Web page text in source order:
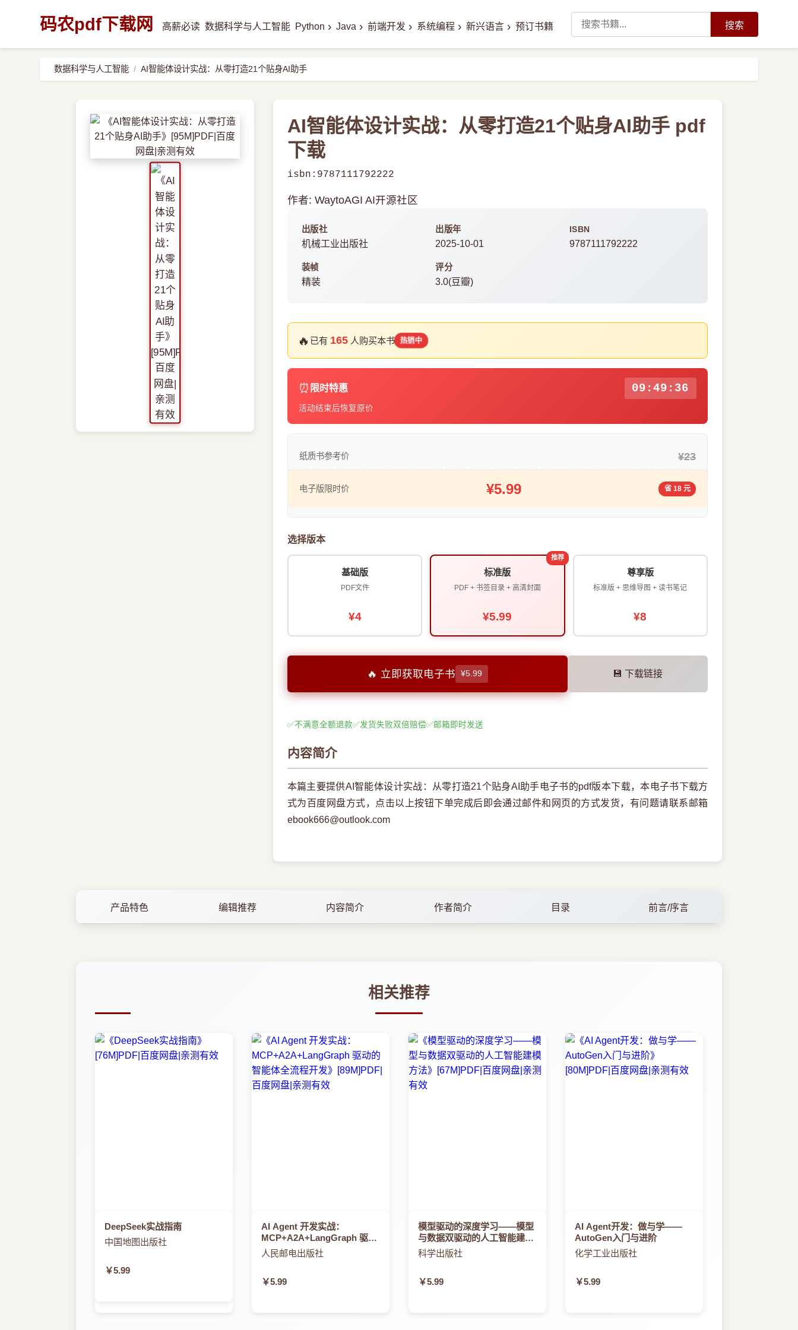
码农pdf下载网 高薪必读 数据科学与人工智能 Python › Java › 前端开发 › 系统编程 › 新兴语言 › 预订书籍 搜索
数据科学与人工智能 AI智能体设计实战：从零打造21个贴身AI助手
AI智能体设计实战：从零打造21个贴身AI助手 pdf
下载
isbn:9787111792222
作者: WaytoAGI AI开源社区
出版社
机械工业出版社
出版年
2025-10-01
ISBN
9787111792222
装帧
精装
评分
3.0(豆瓣)
🔥 已有 165人购买本书 热销中
⏰ 限时特惠 09:49:36
活动结束后恢复原价
纸质书参考价 ¥23
电子版限时价 ¥5.99 省 18 元
选择版本
基础版
PDF文件
¥4
推荐
标准版
PDF + 书签目录 + 高清封面
¥5.99
尊享版
标准版 + 思维导图 + 读书笔记
¥8
🔥 立即获取电子书 ¥5.99 💾 下载链接
✅不满意全额退款✅发货失败双倍赔偿✅邮箱即时发送
内容简介
本篇主要提供AI智能体设计实战：从零打造21个贴身AI助手电子书的pdf版本下载，本电子书下载方
式为百度网盘方式，点击以上按钮下单完成后即会通过邮件和网页的方式发货，有问题请联系邮箱
ebook666@outlook.com
产品特色 编辑推荐 内容简介 作者简介 目录 前言/序言
相关推荐
DeepSeek实战指南
中国地图出版社
￥5.99
AI Agent 开发实战：
MCP+A2A+LangGraph 驱动
的智能体全流程开发
人民邮电出版社
￥5.99
模型驱动的深度学习——模型
与数据双驱动的人工智能建模
方法
科学出版社
￥5.99
AI Agent开发：做与学——
AutoGen入门与进阶
化学工业出版社
￥5.99